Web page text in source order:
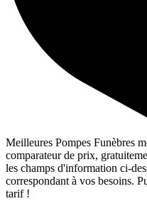
Meilleures Pompes Funèbres
comparateur de prix,
les champs d'information ci-
correspondant à vos besoins.
tarif !